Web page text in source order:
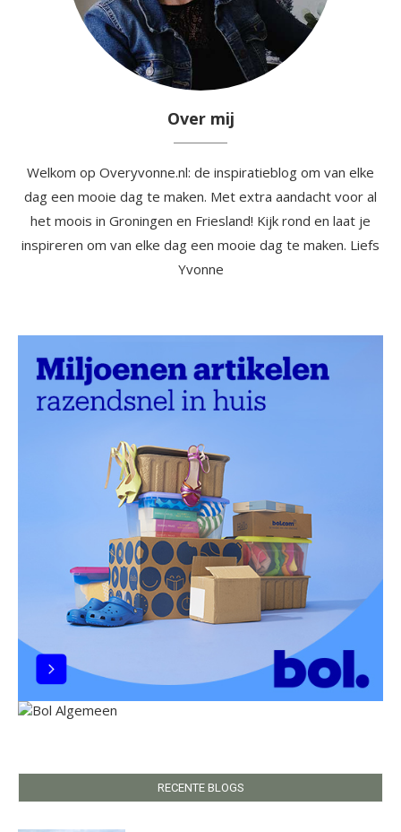
Over mij
Welkom op Overyvonne.nl: de inspiratieblog om van elke
dag een mooie dag te maken. Met extra aandacht voor al
het moois in Groningen en Friesland! Kijk rond en laat je
inspireren om van elke dag een mooie dag te maken. Liefs
Yvonne
RECENTE BLOGS